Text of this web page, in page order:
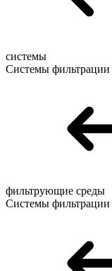
системы
Системы фильтрации
фильтрующие среды
Системы фильтрации